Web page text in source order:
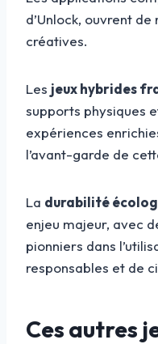
d’Unlock, ouvrent
créatives.
Les jeux hybrides
supports physiques
expériences
l’avant-garde de
La durabilité
enjeu majeur, avec
pionniers dans
responsables et de
Ces autres